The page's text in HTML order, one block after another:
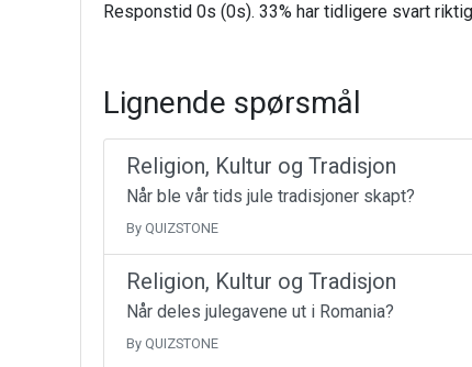
Responstid 0s (0s). 33% har tidligere svart
Lignende spørsmål
Religion, Kultur og Tradisjon
Når ble vår tids jule tradisjoner skapt?
By QUIZSTONE
Religion, Kultur og Tradisjon
Når deles julegavene ut i Romania?
By QUIZSTONE